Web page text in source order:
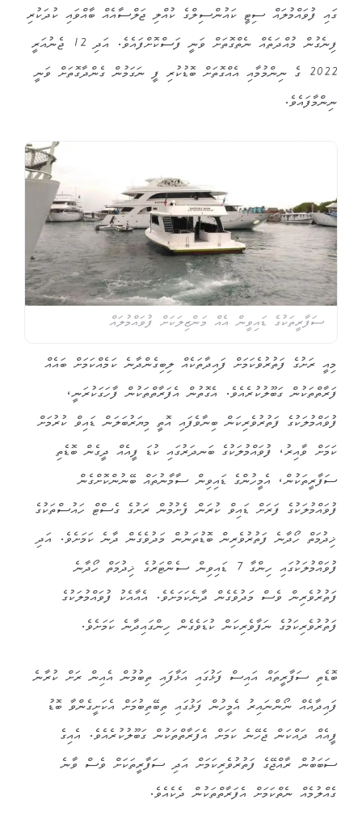
ގައި ފުވައްމުލައް ސިޓީ ކައުންސިލްގެ ކުއްލި ޖަލްސާއެއް ބާއްވައި ކުދަކުރި
ފިނެގުން މުއްދަތެއް ނެތްގޮތަށް ވަނީ ފަސްކޮށްފައެވެ. އަދި 12 ޖެނުއަރީ
2022 ގެ ނިންމުމާއި އެއްގޮތަށް ބޮޑުކުރި ފީ ނަގަމުން ގެންދާގޮތަށް ވަނީ
ނިންމާފައެވެ.
ސަފާރީތަކުގެ ޑައިވީން އެއް މަންޒިލަކަށް ފުވައްމުލައް
މިއީ ރަށުގެ ފަތުރުވެކަމަށް ފައިދާތަކެއް ލިބިގެންދާނެ ކަމެއްކަމަށް ބައެއް
ފަރާތްތަކުން ގަބޫލުކުރެއެވެ. އެގޮތުން އެފަރާތްތަކުން ފާހަގަކުރަނީ،
ފުވައްމުލަކުގެ ފަތުރުވެރިކަން ބިނާވެފައި އޮތީ މިޔަރުބަލަން ޑައިވް ކުރުމަށް
ކަމަށް ވާއިރު، ފުވައްމުލަކުގެ ބަނދަރުގައި ކުޑަ ފީއެއް ދީގެން ބޮޑެތި
ސަފާރީތަކުން، އެމީހުންގެ ޑައިވިން ސާމާނުތައް ބޭނުންކޮށްގެން
ފުވައްމުލަކުގެ ފަރަށް ޑައިވް ކުރަން ފެށުމުން ރަށުގެ ގެސްޓް ހައުސްތަކުގެ
ޚިދުމަތް ހޯދާނެ ފަތުރުވެރިން ބޮޑުތަނުން މަދުވެގެން ދާނެ ކަމަށެވެ. އަދި
ފުވައްމުލަކުގައި ހިންގާ 7 ޑައިވިން ސެންޓަރުގެ ޚިދުމަތް ހޯދާނެ
ފަތުރުވެރިން ވެސް މަދުވެގެން ދާނެކަމަށެވެ. އެއާއެކު ފުވައްމުލަކުގެ
ފަތުރުވެރިކަމުގެ ނަފާވެރިކަން ކުޑަވެގެން ހިންގައިދާނެ ކަމަށެވެ.
ބޮޑެތި ސަފާރީތައް އައިސް ފަޅުގައި އަޅާފައި ތިބުމުން އެއިން ރަށް ކުރާނެ
ފައިދާއެއް ނޯންނައިރު އެމީހުން ފަޅުގައި ތިބޭތިބުމަށް އެކަށީގެންވާ ބޮޑު
ފީއެއް ދައްކަން ޖެހޭނެ ކަމަށް އެފަރާތްތަކުން ގަބޫލުކުރެއެވެ. އެއިގެ
ސަބަބުން ރާއްޖޭގެ ފަތުރުވެރިކަމަށް އަދި ސަފާރީތަކަށް ވެސް ވާނެ
ގެއްލުމެއް ނެތްކަމަށް އެފަރާތްތަކުން ދެކެއެވެ.